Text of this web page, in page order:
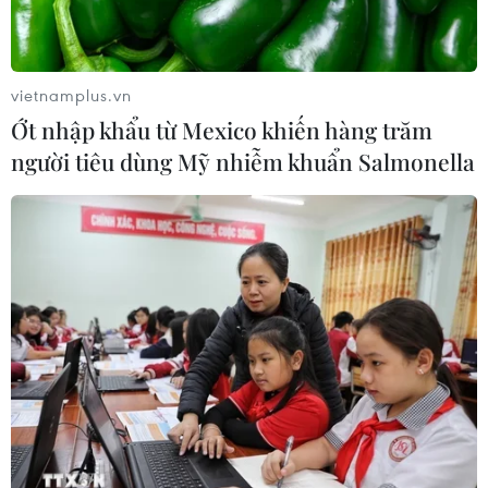
tông của xe tải cẩu, 2 người thoát
chết
06/08/2026 09:00
Dự án mở rộng đường Nguyễn Tuân
tăng kết nối khu vực phía Tây Nam
06/08/2026 08:19
Đắk Lắk: Điều tra, khắc phục sự cố
nhiều phương tiện thủng lốp trên
cao tốc
06/08/2026 07:14
Đại biểu Quốc hội băn khoăn khả
vietnamplus.vn
Ớt nhập khẩu từ Mexico khiến hàng trăm
người tiêu dùng Mỹ nhiễm khuẩn Salmonella